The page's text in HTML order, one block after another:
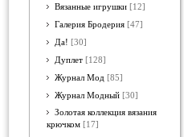
Вязанные игрушки [12]
Галерия Бродерия [47]
Да! [30]
Дуплет [128]
Журнал Мод [85]
Журнал Модный [30]
Золотая коллекция вязания
крючком [17]